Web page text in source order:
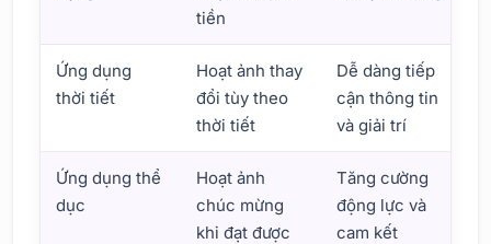
tiền
Ứng dụng
thời tiết
Hoạt ảnh thay
đổi tùy theo
thời tiết
Dễ dàng tiếp
cận thông tin
và giải trí
Ứng dụng thể
dục
Hoạt ảnh
chúc mừng
khi đạt được
Tăng cường
động lực và
cam kết